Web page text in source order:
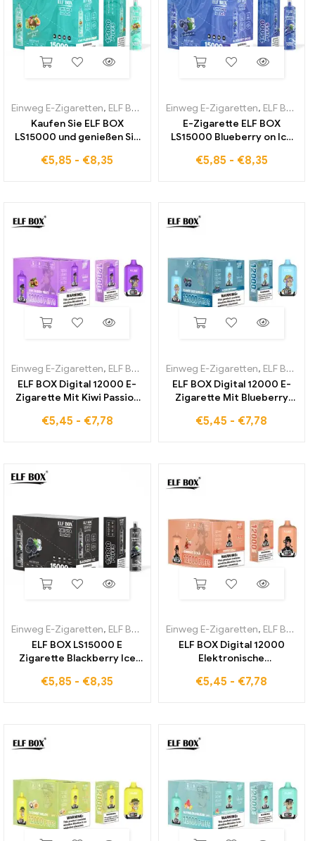
Einweg E-Zigaretten, ELF BOX LS15000
Kaufen Sie ELF BOX
LS15000 und genießen Sie
E-Zigarette Kiwi Passion
€5,85 - €8,35
Einweg E-Zigaretten, ELF BOX LS15000
E-Zigarette ELF BOX
LS15000 Blueberry on Ice
€5,85 - €8,35
Einweg E-Zigaretten, ELF BOX Digital 12000
ELF BOX Digital 12000 E-
Zigarette Mit Kiwi Passion
Steuerfreien Einkauf
€5,45 - €7,78
Einweg E-Zigaretten, ELF BOX Digital 12000
ELF BOX Digital 12000 E-
Zigarette Mit Blueberry
Steuerfrei
€5,45 - €7,78
Einweg E-Zigaretten, ELF BOX LS15000
ELF BOX LS15000 E
Zigarette Blackberry Ice
Einzelhandel
€5,85 - €8,35
Einweg E-Zigaretten, ELF BOX Digital 12000
ELF BOX Digital 12000
Elektronische
Cola Geschmack Zollfreier
€5,45 - €7,78